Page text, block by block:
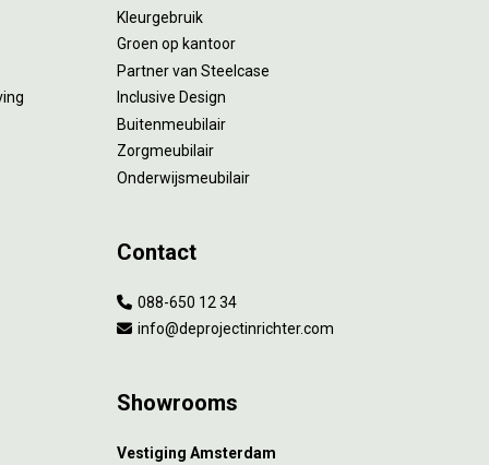
Kleurgebruik
Groen op kantoor
Partner van Steelcase
Inclusive Design
Buitenmeubilair
Zorgmeubilair
Onderwijsmeubilair
Contact
088-650 12 34
info@deprojectinrichter.com
Showrooms
Vestiging Amsterdam